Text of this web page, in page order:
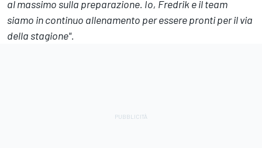
al massimo sulla preparazione. Io, Fredrik e il team
siamo in continuo allenamento per essere pronti per il via
della stagione".